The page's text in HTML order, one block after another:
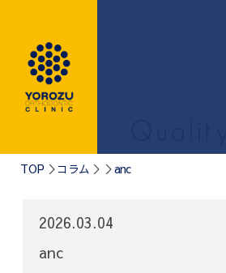
TOP コラム anc
2026.03.04
anc